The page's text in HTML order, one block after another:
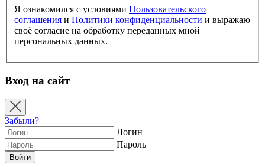
Я ознакомился с условиями Пользовательского
соглашения и Политики конфиденциальности и выражаю
своё согласие на обработку переданных мной
персональных данных.
Вход на сайт
Забыли?
Логин
Пароль